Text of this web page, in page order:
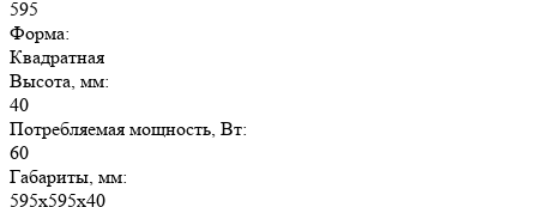
595
Форма:
Квадратная
Высота, мм:
40
Потребляемая мощность, Вт:
60
Габариты, мм:
595х595х40